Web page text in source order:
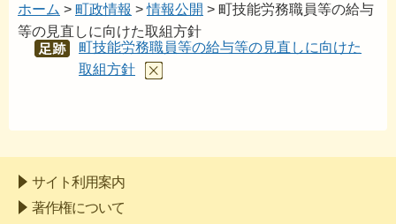
ホーム > 町政情報 >情報公開 > 町技能労務職員等の給与
等の見直しに向けた取組方針
あし
町技能労務職員等の給与等の見直しに向けた
取組方針
サイト利用案内
著作権について